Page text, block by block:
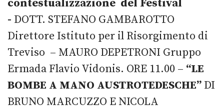
contestualizzazione del Festival
- DOTT. STEFANO GAMBAROTTO
Direttore Istituto per il Risorgimento di
Treviso – MAURO DEPETRONI Gruppo
Ermada Flavio Vidonis. ORE 11.00 – “LE
BOMBE A MANO AUSTROTEDESCHE” DI
BRUNO MARCUZZO E NICOLA